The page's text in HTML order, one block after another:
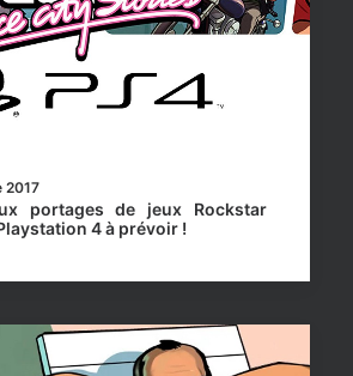
2017
portages de jeux Rockstar
4 à prévoir !